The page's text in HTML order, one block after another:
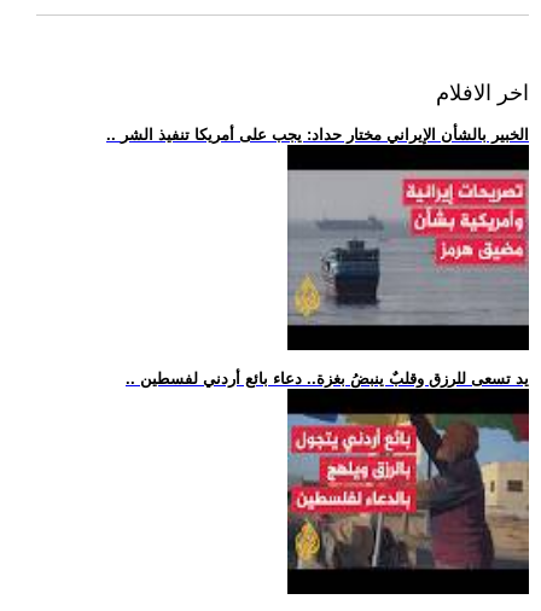
اخر الافلام
.. الخبير بالشأن الإيراني مختار حداد: يجب على أمريكا تنفيذ الشر
.. يد تسعى للرزق وقلبٌ ينبضُ بغزة.. دعاء بائع أردني لفسطين